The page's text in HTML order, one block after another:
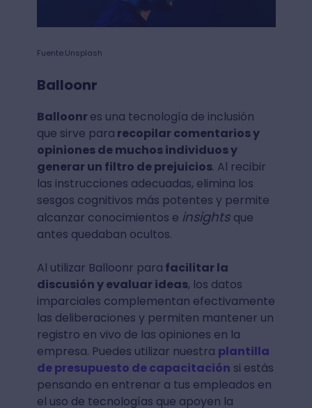
Fuente:Unsplash
Balloonr
Balloonr es una tecnología de inclusión
que sirve para recopilar comentarios y
opiniones de muchos individuos y
generar un filtro de prejuicios. Al recibir
las instrucciones adecuadas, elimina los
sesgos cognitivos más potentes y permite
alcanzar conocimientos e insights que
antes quedaban ocultos.
Al utilizar Balloonr para facilitar la
discusión y evaluar ideas, los datos
imparciales complementan efectivamente
las deliberaciones y permiten mantener un
registro en vivo de las opiniones en la
empresa. Puedes utilizar nuestra plantilla
de presupuesto de capacitación si estás
pensando en entrenar a tus empleados en
el uso de tecnologías que apoyen la